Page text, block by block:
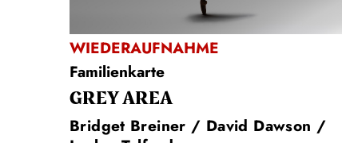
WIEDERAUFNAHME
Familienkarte
GREY AREA
Bridget Breiner / David Dawson /